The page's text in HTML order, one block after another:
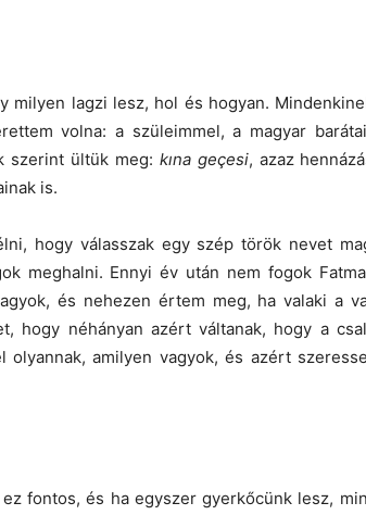
lagzi lesz, hol és hogyan.
volna: a szüleimmel, a magyar
szerint ültük meg: kına geçesi, azaz
is.
hogy válasszak egy szép török nevet
meghalni. Ennyi év után nem fogok
és nehezen értem meg, ha valaki a
hogy néhányan azért váltanak, hogy a
amilyen vagyok, és azért
fontos, és ha egyszer gyerkőcünk lesz,